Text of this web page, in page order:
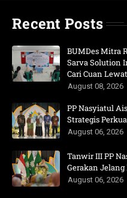
Recent Posts
BUMDes Mitra
Sarva Solution
Cari Cuan
August 08, 2026
PP Nasyiatul
Strategis
August 06, 2026
Tanwir III PP
Gerakan
August 06, 2026